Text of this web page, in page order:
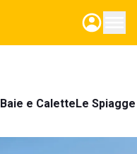
Baie e CaletteLe